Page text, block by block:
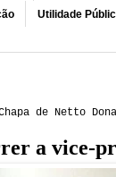
Utilidade
de Netto
a vice-